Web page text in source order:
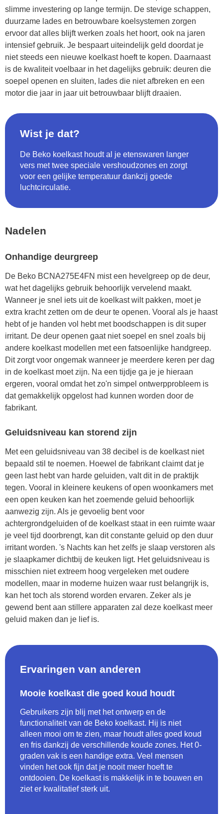
slimme investering op lange termijn. De stevige schappen,
duurzame lades en betrouwbare koelsystemen zorgen
ervoor dat alles blijft werken zoals het hoort, ook na jaren
intensief gebruik. Je bespaart uiteindelijk geld doordat je
niet steeds een nieuwe koelkast hoeft te kopen. Daarnaast
is de kwaliteit voelbaar in het dagelijks gebruik: deuren die
soepel openen en sluiten, lades die niet afbreken en een
motor die jaar in jaar uit betrouwbaar blijft draaien.
Wist je dat?
De Beko koelkast houdt al je etenswaren langer
vers met twee speciale vershoudzones en zorgt
voor een gelijke temperatuur dankzij goede
luchtcirculatie.
Nadelen
Onhandige deurgreep
De Beko BCNA275E4FN mist een hevelgreep op de deur,
wat het dagelijks gebruik behoorlijk vervelend maakt.
Wanneer je snel iets uit de koelkast wilt pakken, moet je
extra kracht zetten om de deur te openen. Vooral als je haast
hebt of je handen vol hebt met boodschappen is dit super
irritant. De deur openen gaat niet soepel en snel zoals bij
andere koelkast modellen met een fatsoenlijke handgreep.
Dit zorgt voor ongemak wanneer je meerdere keren per dag
in de koelkast moet zijn. Na een tijdje ga je je hieraan
ergeren, vooral omdat het zo'n simpel ontwerpprobleem is
dat gemakkelijk opgelost had kunnen worden door de
fabrikant.
Geluidsniveau kan storend zijn
Met een geluidsniveau van 38 decibel is de koelkast niet
bepaald stil te noemen. Hoewel de fabrikant claimt dat je
geen last hebt van harde geluiden, valt dit in de praktijk
tegen. Vooral in kleinere keukens of open woonkamers met
een open keuken kan het zoemende geluid behoorlijk
aanwezig zijn. Als je gevoelig bent voor
achtergrondgeluiden of de koelkast staat in een ruimte waar
je veel tijd doorbrengt, kan dit constante geluid op den duur
irritant worden. 's Nachts kan het zelfs je slaap verstoren als
je slaapkamer dichtbij de keuken ligt. Het geluidsniveau is
misschien niet extreem hoog vergeleken met oudere
modellen, maar in moderne huizen waar rust belangrijk is,
kan het toch als storend worden ervaren. Zeker als je
gewend bent aan stillere apparaten zal deze koelkast meer
geluid maken dan je lief is.
Ervaringen van anderen
Mooie koelkast die goed koud houdt
Gebruikers zijn blij met het ontwerp en de
functionaliteit van de Beko koelkast. Hij is niet
alleen mooi om te zien, maar houdt alles goed koud
en fris dankzij de verschillende koude zones. Het 0-
graden vak is een handige extra. Veel mensen
vinden het ook fijn dat je nooit meer hoeft te
ontdooien. De koelkast is makkelijk in te bouwen en
ziet er kwalitatief sterk uit.